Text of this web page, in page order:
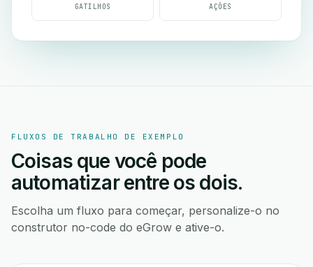
GATILHOS AÇÕES
FLUXOS DE TRABALHO DE EXEMPLO
Coisas que você pode
automatizar entre os dois.
Escolha um fluxo para começar, personalize-o no
construtor no-code do eGrow e ative-o.